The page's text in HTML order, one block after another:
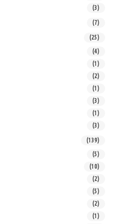
(3)
(7)
(25)
(4)
(1)
(2)
(1)
(3)
(1)
(3)
(139)
(5)
(10)
(2)
(5)
(2)
(1)